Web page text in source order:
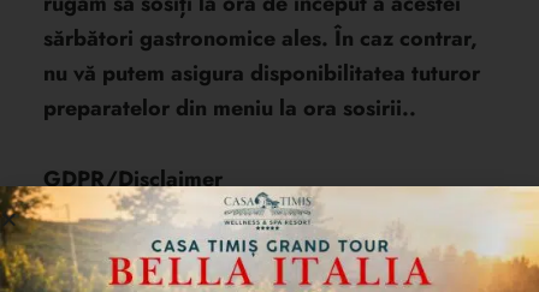
sărbători gastronomice ales. În caz contrar,
nu vă putem asigura disponibilitatea tuturor
preparatelor din meniu la ora sosirii..
GDPR/Disclaimer
Prin participarea la eveniment persoanele iau
la cunoștință că: